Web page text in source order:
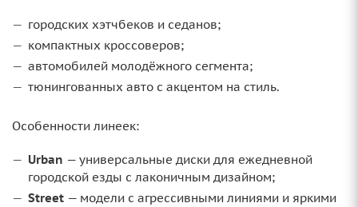
городских хэтчбеков и седанов;
компактных кроссоверов;
автомобилей молодёжного сегмента;
тюнингованных авто с акцентом на стиль.
Особенности линеек:
Urban — универсальные диски для ежедневной
городской езды с лаконичным дизайном;
Street — модели с агрессивными линиями и яркими